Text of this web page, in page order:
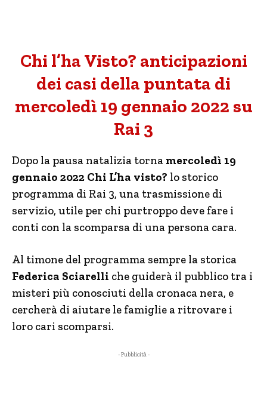
Chi l’ha Visto? anticipazioni
dei casi della puntata di
mercoledì 19 gennaio 2022 su
Rai 3
Dopo la pausa natalizia torna mercoledì 19
gennaio 2022 Chi L’ha visto? lo storico
programma di Rai 3, una trasmissione di
servizio, utile per chi purtroppo deve fare i
conti con la scomparsa di una persona cara.
Al timone del programma sempre la storica
Federica Sciarelli che guiderà il pubblico tra i
misteri più conosciuti della cronaca nera, e
cercherà di aiutare le famiglie a ritrovare i
loro cari scomparsi.
- Pubblicità -